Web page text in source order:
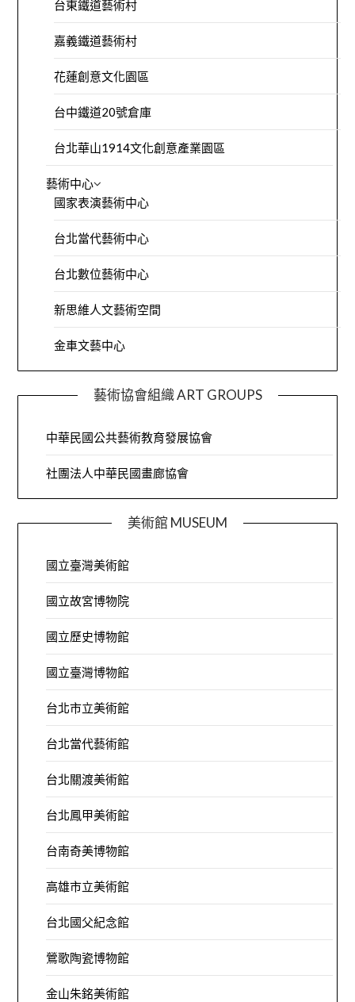
台東鐵道藝術村
嘉義鐵道藝術村
花蓮創意文化園區
台中鐵道20號倉庫
台北華山1914文化創意產業園區
藝術中心
國家表演藝術中心
台北當代藝術中心
台北數位藝術中心
新思維人文藝術空間
金車文藝中心
藝術協會組織 ART GROUPS
中華民國公共藝術教育發展協會
社團法人中華民國畫廊協會
美術館 MUSEUM
國立臺灣美術館
國立故宮博物院
國立歷史博物館
國立臺灣博物館
台北市立美術館
台北當代藝術館
台北關渡美術館
台北鳳甲美術館
台南奇美博物館
高雄市立美術館
台北國父紀念館
鶯歌陶瓷博物館
金山朱銘美術館